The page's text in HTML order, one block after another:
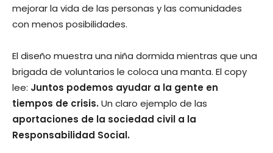
mejorar la vida de las personas y las comunidades
con menos posibilidades.
El diseño muestra una niña dormida mientras que una
brigada de voluntarios le coloca una manta. El copy
lee: Juntos podemos ayudar a la gente en
tiempos de crisis.Un claro ejemplo de las
aportaciones de la sociedad civil a la
Responsabilidad Social.